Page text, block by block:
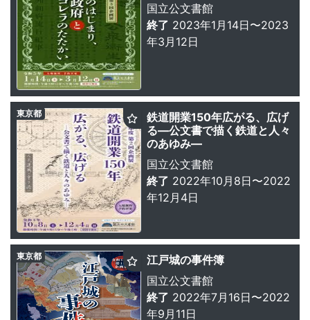
国立公文書館
終了 2023年1月14日〜2023
年3月12日
鉄道開業150年広がる、広げ
る—公文書で描く鉄道と人々
のあゆみ—
国立公文書館
終了 2022年10月8日〜2022
年12月4日
東京都
江戸城の事件簿
国立公文書館
終了 2022年7月16日〜2022
年9月11日
東京都